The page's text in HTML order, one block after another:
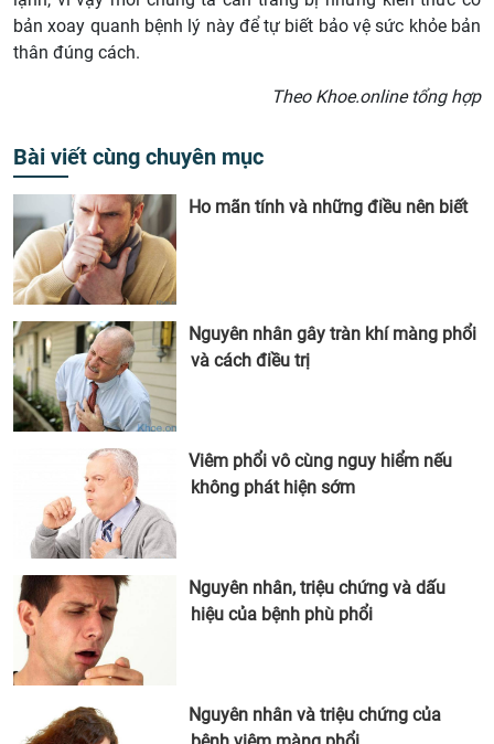
bản xoay quanh bệnh lý này để tự biết bảo vệ sức khỏe bản
thân đúng cách.
Theo Khoe.online tổng hợp
Bài viết cùng chuyên mục
Ho mãn tính và những điều nên biết
Nguyên nhân gây tràn khí màng phổi
và cách điều trị
Viêm phổi vô cùng nguy hiểm nếu
không phát hiện sớm
Nguyên nhân, triệu chứng và dấu
hiệu của bệnh phù phổi
Nguyên nhân và triệu chứng của